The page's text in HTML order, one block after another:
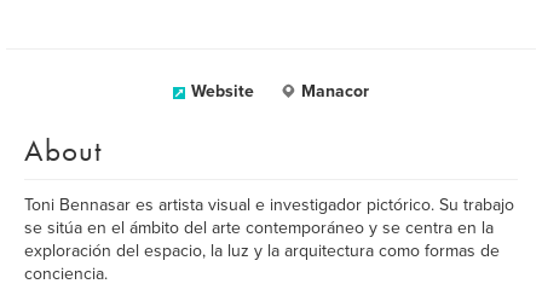
Website Manacor
About
Toni Bennasar es artista visual e investigador pictórico. Su trabajo
se sitúa en el ámbito del arte contemporáneo y se centra en la
exploración del espacio, la luz y la arquitectura como formas de
conciencia.